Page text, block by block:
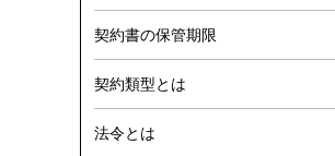
契約書の保管期限
契約類型とは
法令とは